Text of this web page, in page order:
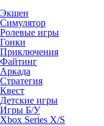
Экшен
Симулятор
Ролевые игры
Гонки
Приключения
Файтинг
Аркада
Стратегия
Квест
Детские игры
Игры Б/У
Xbox Series X/S